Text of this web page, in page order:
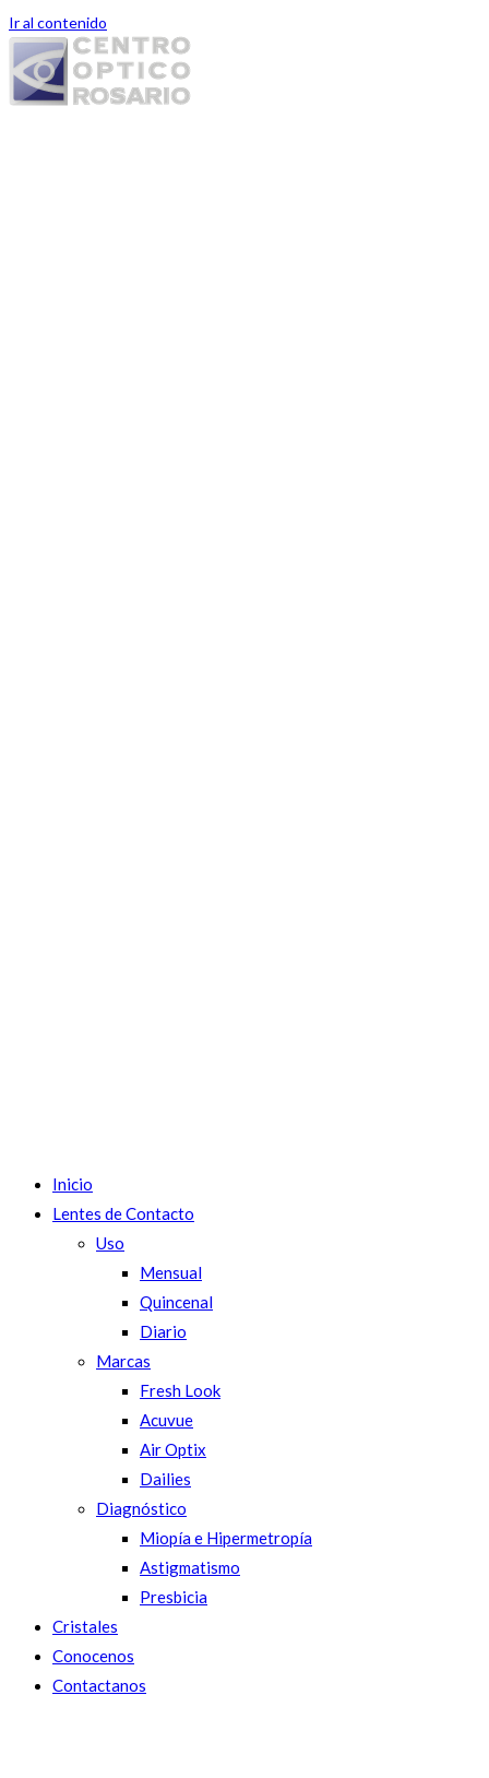
Ir al contenido
Inicio
Lentes de Contacto
Uso
Mensual
Quincenal
Diario
Marcas
Fresh Look
Acuvue
Air Optix
Dailies
Diagnóstico
Miopía e Hipermetropía
Astigmatismo
Presbicia
Cristales
Conocenos
Contactanos